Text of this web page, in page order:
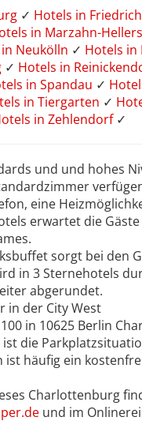
✓ Hotels in
in Marzahn-
Neukölln ✓ Hotels in
✓ Hotels in
in Spandau ✓
in Tiergarten ✓
in Zehlendorf✓
und und hohes
eine
erwartet die
sorgt bei den
in 3 Sternehotels
abgerundet.
in der City West
in 10625 Berlin
die
häufig ein
Charlottenburg
und im